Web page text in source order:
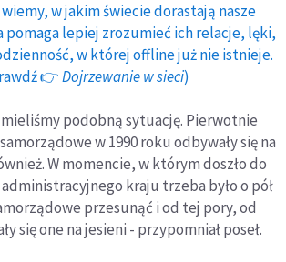
w jakim świecie dorastają nasze
pomaga lepiej zrozumieć ich relacje, lęki,
w której offline już nie istnieje.
👉Dojrzewanie w sieci)
mieliśmy podobną sytuację. Pierwotnie
w 1990 roku odbywały się na
W momencie, w którym doszło do
kraju trzeba było o pół
przesunąć i od tej pory, od
się one na jesieni - przypomniał poseł.